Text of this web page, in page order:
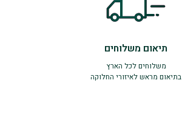
תיאום משלוחים
משלוחים לכל הארץ
בתיאום מראש לאיזורי החלוקה